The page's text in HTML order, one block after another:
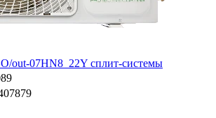
out-07HN8_22Y сплит-системы